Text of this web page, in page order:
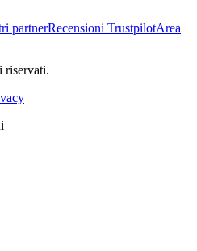
partnerRecensioni TrustpilotArea
riservati.